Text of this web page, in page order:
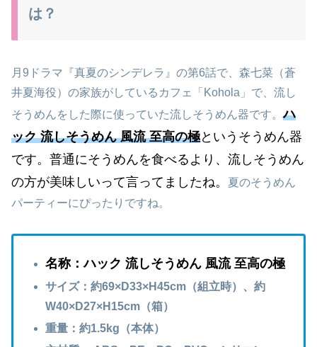
は？
月9ドラマ『真夏のシンデレラ』の第6話で、森七菜（蒼
井夏海役）の家族がしているカフェ「Kohola」で、流し
そうめんをした際に使っていた流しそうめん器です。ハ
ック 流しそうめん 風流 至高の極というそうめん器
です。普通にそうめんを食べるより、流しそうめん
の方が美味しいって言ってましたね。
夏のそうめん
パーティーにぴったりですね。
名称：ハック 流しそうめん 風流 至高の極
サイズ：約69×D33×H45cm（組立時）、約
W40×D27×H15cm（箱）
重量：約1.5kg（本体）